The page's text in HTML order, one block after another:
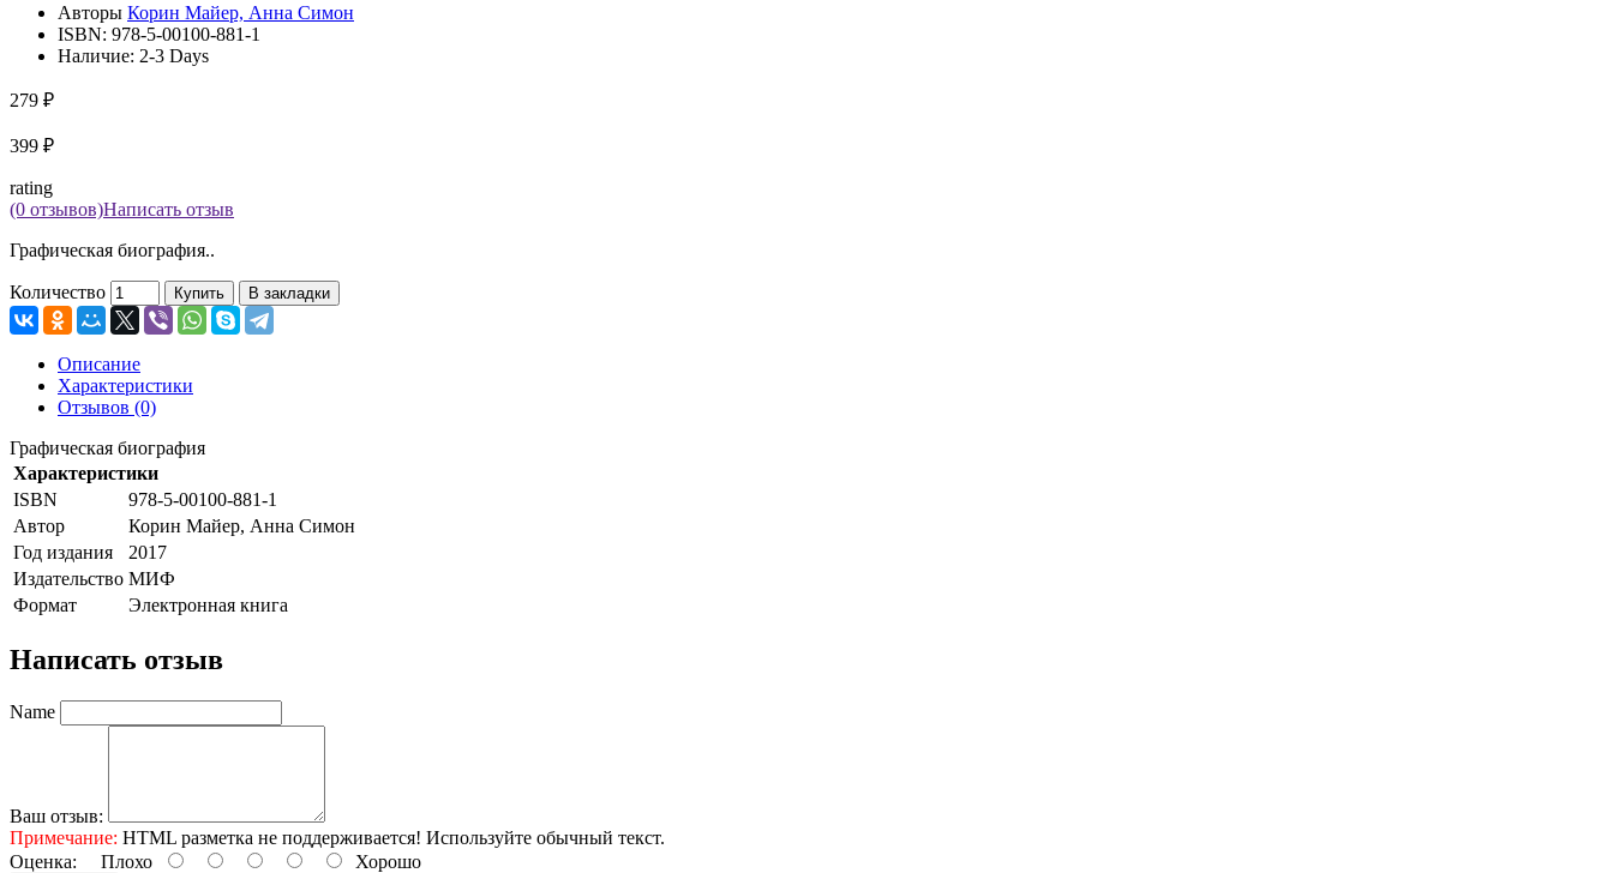
Авторы Корин Майер, Анна Симон
ISBN: 978-5-00100-881-1
Наличие: 2-3 Days
279 ₽
399 ₽
rating
(0 отзывов)Написать отзыв
Графическая биография..
Количество Купить В закладки
Описание
Характеристики
Отзывов (0)
Графическая биография
Характеристики
ISBN
978-5-00100-881-1
Автор
Корин Майер, Анна Симон
Год издания
2017
Издательство МИФ
Формат
Электронная книга
Написать отзыв
Name
Ваш отзыв:
Примечание: HTML разметка не поддерживается! Используйте обычный текст.
Оценка: Плохо Хорошо